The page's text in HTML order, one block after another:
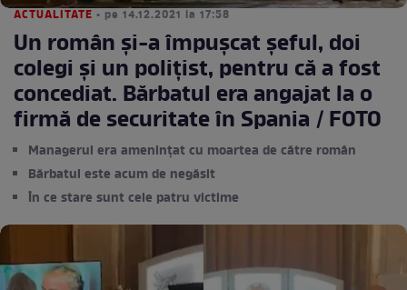
ACTUALITATE • pe 14.12.2021 la 17:58
Un român și-a împușcat șeful, doi
colegi și un polițist, pentru că a fost
concediat. Bărbatul era angajat la o
firmă de securitate în Spania / FOTO
Managerul era amenințat cu moartea de către român
Bărbatul este acum de negăsit
În ce stare sunt cele patru victime